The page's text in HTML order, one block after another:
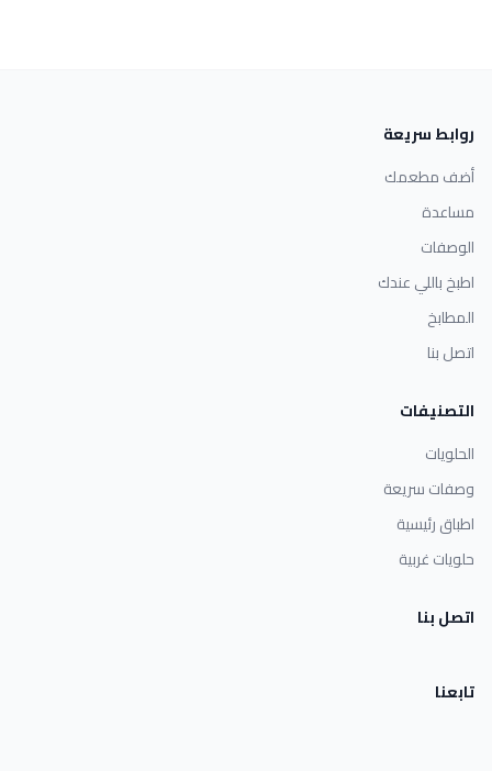
روابط سريعة
أضف مطعمك
مساعدة
الوصفات
اطبخ باللي عندك
المطابخ
اتصل بنا
التصنيفات
الحلويات
وصفات سريعة
اطباق رئيسية
حلويات غربية
اتصل بنا
تابعنا